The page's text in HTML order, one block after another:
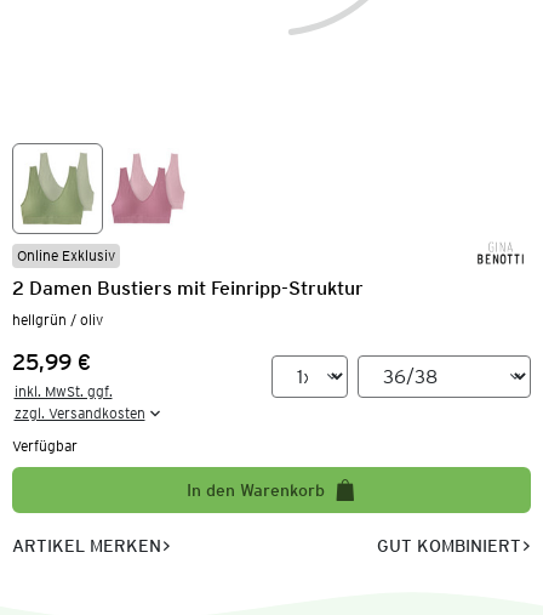
Online Exklusiv
2 Damen Bustiers mit Feinripp-Struktur
hellgrün / oliv
Preis:
25,99 €
inkl. MwSt. ggf.
zzgl. Versandkosten
Verfügbar
In den Warenkorb
ARTIKEL MERKEN GUT KOMBINIERT